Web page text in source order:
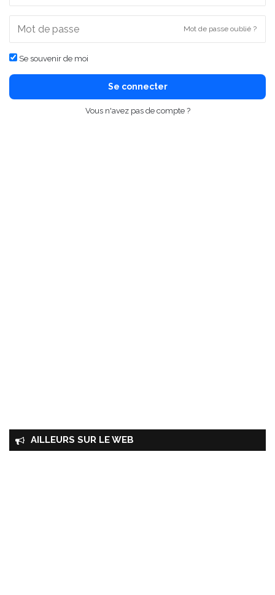
Mot de passe oublié ?
Se souvenir de moi
Se connecter
Vous n'avez pas de compte ?
AILLEURS SUR LE WEB